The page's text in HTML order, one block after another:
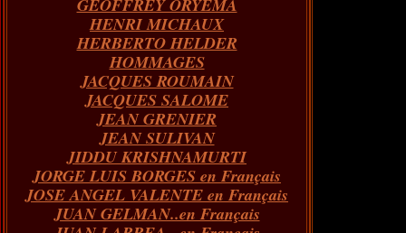
GEOFFREY ORYEMA
HENRI MICHAUX
HERBERTO HELDER
HOMMAGES
JACQUES ROUMAIN
JACQUES SALOME
JEAN GRENIER
JEAN SULIVAN
JIDDU KRISHNAMURTI
JORGE LUIS BORGES en Français
JOSE ANGEL VALENTE en Français
JUAN GELMAN..en Français